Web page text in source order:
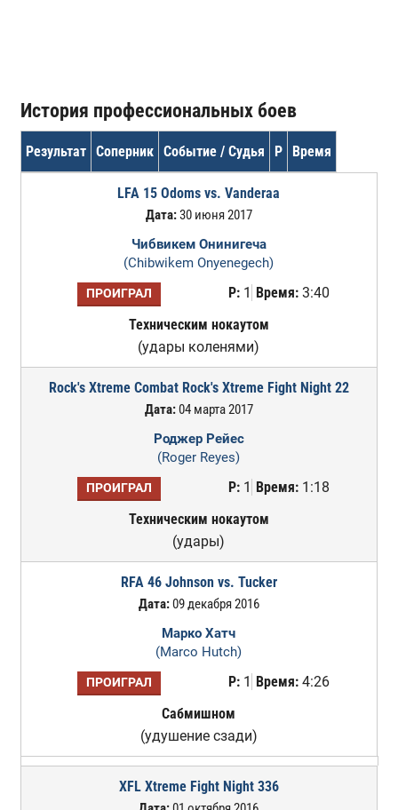
История профессиональных боев
Результат Соперник Событие / Судья Р Время
LFA 15 Odoms vs. Vanderaa
Дата:30 июня 2017
Чибвикем Онинигеча
(Chibwikem Onyenegech)
ПРОИГРАЛ Р:1 Время:3:40
Техническим нокаутом
(удары коленями)
Rock's Xtreme Combat Rock's Xtreme Fight Night 22
Дата:04 марта 2017
Роджер Рейес
(Roger Reyes)
ПРОИГРАЛ Р:1 Время:1:18
Техническим нокаутом
(удары)
RFA 46 Johnson vs. Tucker
Дата:09 декабря 2016
Марко Хатч
(Marco Hutch)
ПРОИГРАЛ Р:1 Время:4:26
Сабмишном
(удушение сзади)
XFL Xtreme Fight Night 336